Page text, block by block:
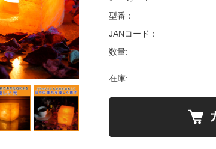
型番：
JANコード：
数量:
在庫: